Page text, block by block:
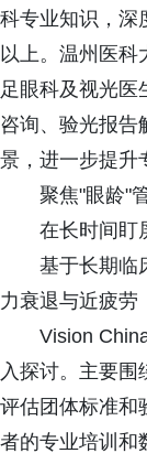
科专业知识，深
以上。温州医科
足眼科及视光医
咨询、验光报告
景，进一步提升
聚焦"眼龄"
在长时间盯
基于长期临
力衰退与近疲劳
Vision
入探讨。主要围
评估团体标准和
者的专业培训和